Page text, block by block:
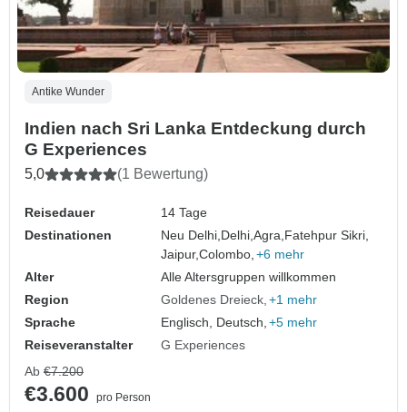
Antike Wunder
Indien nach Sri Lanka Entdeckung durch
G Experiences
5,0 (1 Bewertung)
Reisedauer
14 Tage
Destinationen
Neu Delhi,Delhi,Agra,Fatehpur Sikri,
Jaipur,Colombo, +6 mehr
Alter
Alle Altersgruppen willkommen
Region
Goldenes Dreieck +1 mehr
Sprache
Englisch, Deutsch, +5 mehr
Reiseveranstalter
G Experiences
Ab €7.200
€3.600
pro Person